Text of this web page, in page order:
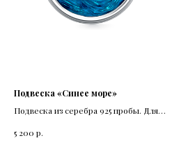
Подвеска «Синее море»
Подвеска из серебра 925 пробы. Для
5 200 р.